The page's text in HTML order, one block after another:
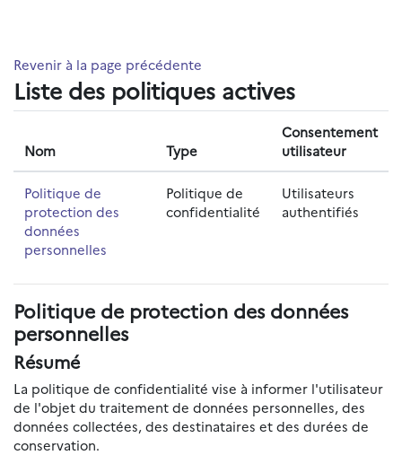
Revenir à la page précédente
Liste des politiques actives
Nom Type
Consentement
utilisateur
Politique de
protection des
données
personnelles
Politique de
confidentialité
Utilisateurs
authentifiés
Politique de protection des données
personnelles
Résumé
La politique de confidentialité vise à informer l'utilisateur
de l'objet du traitement de données personnelles, des
données collectées, des destinataires et des durées de
conservation.